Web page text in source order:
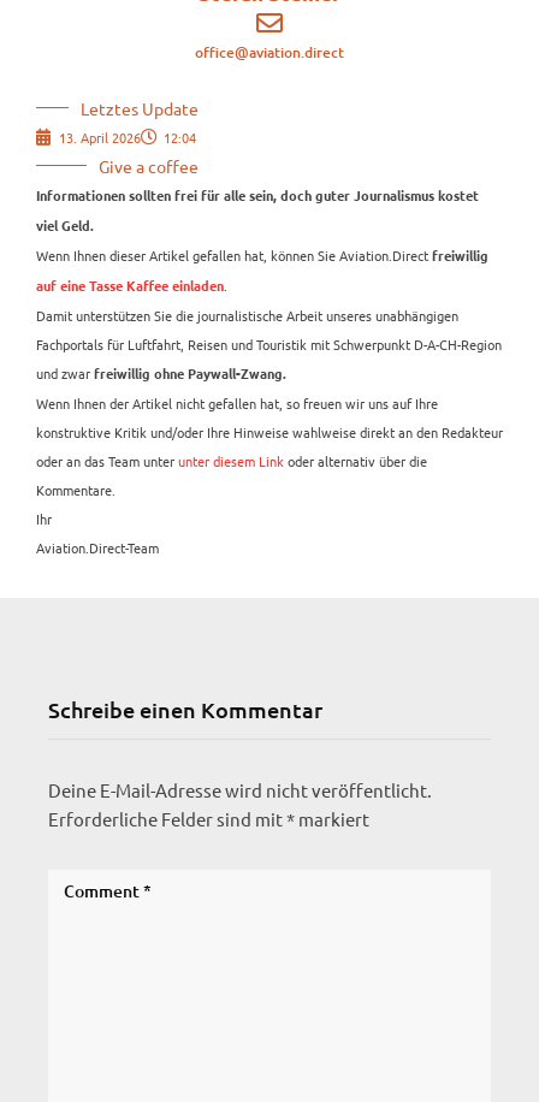
office@aviation.direct
Letztes Update
13. April 2026 12:04
Give a coffee
Informationen sollten frei für alle sein, doch guter Journalismus kostet
viel Geld.
Wenn Ihnen dieser Artikel gefallen hat, können Sie Aviation.Direct freiwillig
auf eine Tasse Kaffee einladen
Damit unterstützen Sie die journalistische Arbeit unseres unabhängigen
Fachportals für Luftfahrt, Reisen und Touristik mit Schwerpunkt D-A-CH-Region
und zwar freiwillig ohne Paywall-Zwang.
Wenn Ihnen der Artikel nicht gefallen hat, so freuen wir uns auf Ihre
konstruktive Kritik und/oder Ihre Hinweise wahlweise direkt an den Redakteur
oder an das Team unterunter diesem Link oder alternativ über die
Kommentare.
Ihr
Aviation.Direct-Team
Schreibe einen Kommentar
Deine E-Mail-Adresse wird nicht veröffentlicht.
Erforderliche Felder sind mit* markiert